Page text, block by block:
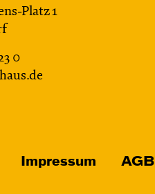
Platz 1
0
Impressum AGB